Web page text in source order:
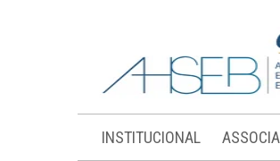
INSTITUCIONAL